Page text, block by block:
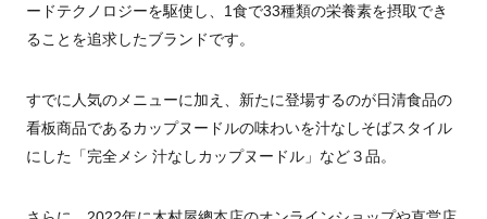
ードテクノロジーを駆使し、 1食で33種類の栄養素を摂取でき
ることを追求したブランドです。
すでに人気のメニューに加え、新たに登場するのが日清食品の
看板商品であるカップヌードルの味わいを汁なしそばスタイル
にした「完全メシ 汁なしカップヌードル」など３品。